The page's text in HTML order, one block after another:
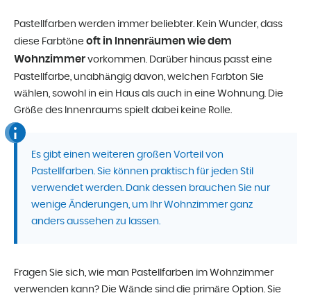
Pastellfarben werden immer beliebter. Kein Wunder, dass
diese Farbtöne oft in Innenräumen wie dem
Wohnzimmer vorkommen. Darüber hinaus passt eine
Pastellfarbe, unabhängig davon, welchen Farbton Sie
wählen, sowohl in ein Haus als auch in eine Wohnung. Die
Größe des Innenraums spielt dabei keine Rolle.
Es gibt einen weiteren großen Vorteil von
Pastellfarben. Sie können praktisch für jeden Stil
verwendet werden. Dank dessen brauchen Sie nur
wenige Änderungen, um Ihr Wohnzimmer ganz
anders aussehen zu lassen.
Fragen Sie sich, wie man Pastellfarben im Wohnzimmer
verwenden kann? Die Wände sind die primäre Option. Sie